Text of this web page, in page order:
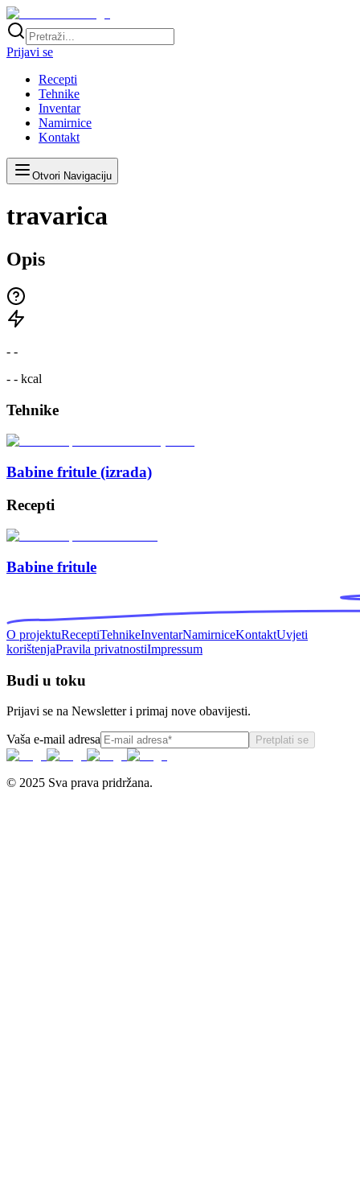
Prijavi se
Recepti
Tehnike
Inventar
Namirnice
Kontakt
Otvori Navigaciju
travarica
Opis
- -
- - kcal
Tehnike
Babine fritule (izrada)
Recepti
Babine fritule
O projektuReceptiTehnikeInventarNamirniceKontaktUvjeti
korištenjaPravila privatnostiImpressum
Budi u toku
Prijavi se na Newsletter i primaj nove obavijesti.
Vaša e-mail adresa Pretplati se
© 2025 Sva prava pridržana.